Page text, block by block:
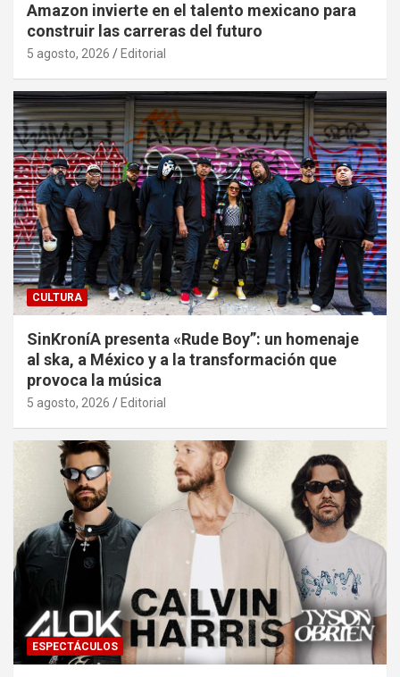
Amazon invierte en el talento mexicano para
construir las carreras del futuro
5 agosto, 2026 Editorial
CULTURA
SinKroníA presenta «Rude Boy”: un homenaje
al ska, a México y a la transformación que
provoca la música
5 agosto, 2026 Editorial
ESPECTÁCULOS